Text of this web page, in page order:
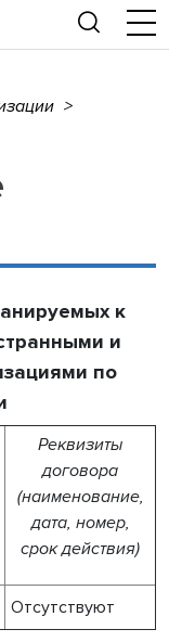
>
к
и
по
Реквизиты
договора
(наименование,
дата, номер,
срок действия)
Отсутствуют